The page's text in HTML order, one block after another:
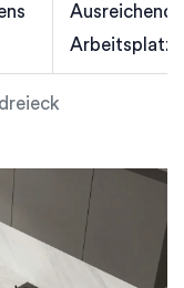
Ausreichend
Arbeitsplatz